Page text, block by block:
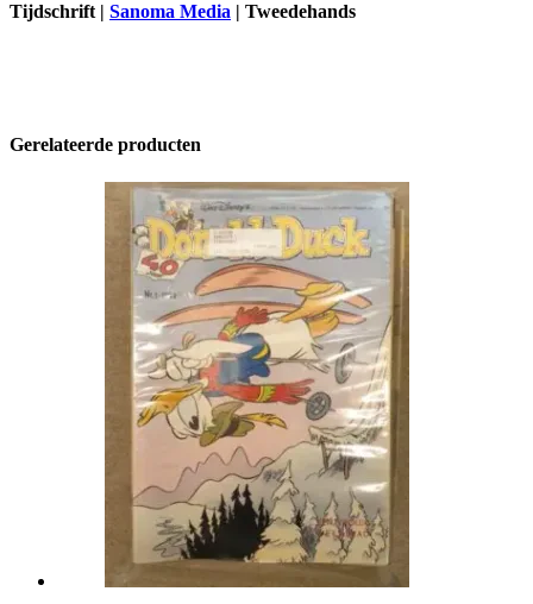
Tijdschrift | Sanoma Media | Tweedehands
Gerelateerde producten